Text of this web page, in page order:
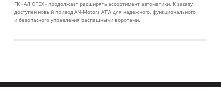
ГК «АЛЮТЕХ» продолжает расширять ассортимент автоматики. К заказу
доступен новый привод AN‑Motors ATW для надежного, функционального
и безопасного управления распашными воротами.